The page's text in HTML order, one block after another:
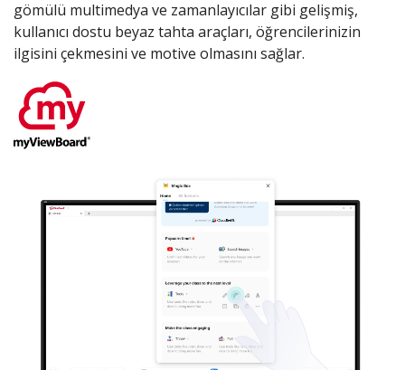
gömülü multimedya ve zamanlayıcılar gibi gelişmiş,
kullanıcı dostu beyaz tahta araçları, öğrencilerinizin
ilgisini çekmesini ve motive olmasını sağlar.